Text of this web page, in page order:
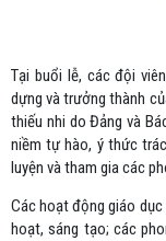
Tại buổi lễ, các đội
dựng và trưởng thành
thiếu nhi do Đảng và
niềm tự hào, ý thức
luyện và tham gia các
Các hoạt động giáo
hoạt, sáng tạo; các